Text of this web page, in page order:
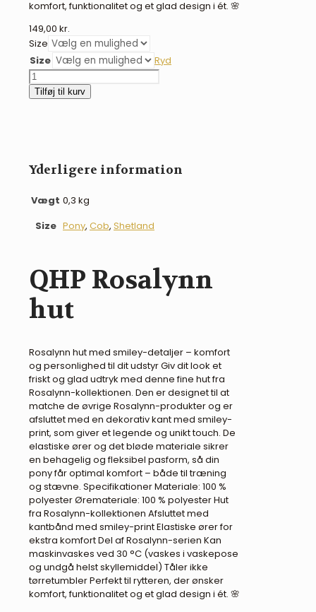
komfort, funktionalitet og et glad design i ét. 🌸
149,00 kr.
Size
Size
Ryd
QHP
Rosalynn
hut
Tilføj til kurv
Yderligere information
Vægt 0,3 kg
Size Pony, Cob, Shetland
QHP Rosalynn
hut
Rosalynn hut med smiley-detaljer – komfort
og personlighed til dit udstyr Giv dit look et
friskt og glad udtryk med denne fine hut fra
Rosalynn-kollektionen. Den er designet til at
matche de øvrige Rosalynn-produkter og er
afsluttet med en dekorativ kant med smiley-
print, som giver et legende og unikt touch. De
elastiske ører og det bløde materiale sikrer
en behagelig og fleksibel pasform, så din
pony får optimal komfort – både til træning
og stævne. Specifikationer Materiale: 100 %
polyester Øremateriale: 100 % polyester Hut
fra Rosalynn-kollektionen Afsluttet med
kantbånd med smiley-print Elastiske ører for
ekstra komfort Del af Rosalynn-serien Kan
maskinvaskes ved 30 °C (vaskes i vaskepose
og undgå helst skyllemiddel) Tåler ikke
tørretumbler Perfekt til rytteren, der ønsker
komfort, funktionalitet og et glad design i ét. 🌸